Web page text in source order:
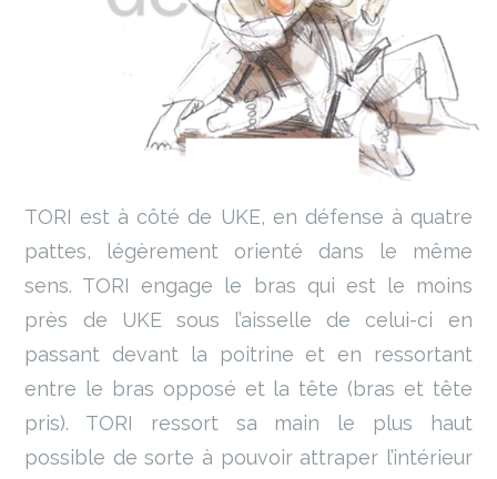
TORI est à côté de UKE, en défense à quatre
pattes, légèrement orienté dans le même
sens. TORI engage le bras qui est le moins
près de UKE sous l’aisselle de celui-ci en
passant devant la poitrine et en ressortant
entre le bras opposé et la tête (bras et tête
pris). TORI ressort sa main le plus haut
possible de sorte à pouvoir attraper l’intérieur